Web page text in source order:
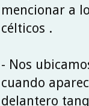
mencionar a
célticos .
- Nos
cuando
delantero